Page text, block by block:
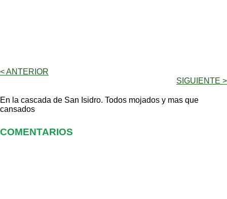
< ANTERIOR
SIGUIENTE >
En la cascada de San Isidro. Todos mojados y mas que
cansados
COMENTARIOS